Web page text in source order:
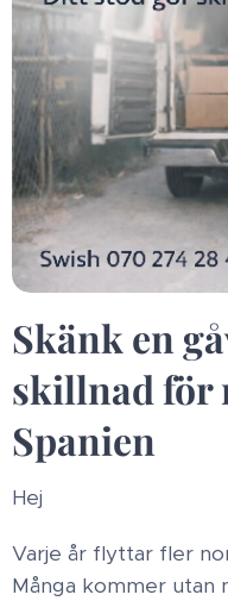
Skänk en
skillnad för
Spanien
Hej
Varje år flyttar fler
Många kommer utan